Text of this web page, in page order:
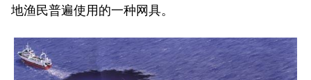
地渔民普遍使用的一种网具。